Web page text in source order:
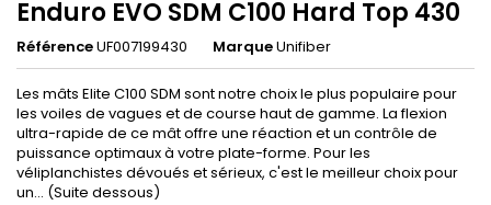
Enduro EVO SDM C100 Hard Top 430
RéférenceUF007199430 MarqueUnifiber
Les mâts Elite C100 SDM sont notre choix le plus populaire pour
les voiles de vagues et de course haut de gamme. La flexion
ultra-rapide de ce mât offre une réaction et un contrôle de
puissance optimaux à votre plate-forme. Pour les
véliplanchistes dévoués et sérieux, c'est le meilleur choix pour
un... (Suite dessous)